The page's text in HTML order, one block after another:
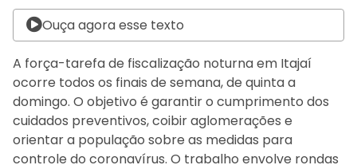
Ouça agora esse texto
A força-tarefa de fiscalização noturna em Itajaí
ocorre todos os finais de semana, de quinta a
domingo. O objetivo é garantir o cumprimento dos
cuidados preventivos, coibir aglomerações e
orientar a população sobre as medidas para
controle do coronavírus. O trabalho envolve rondas